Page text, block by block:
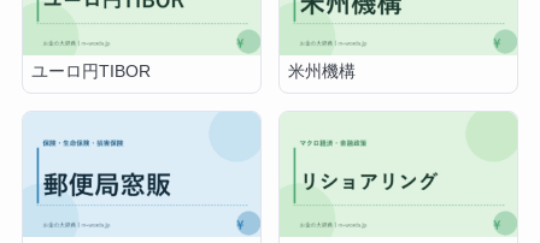
ユーロ円TIBOR 米州機構